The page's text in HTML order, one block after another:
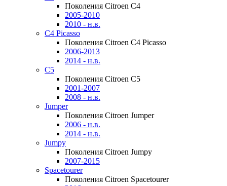
Поколения Citroen C4
2005-2010
2010 - н.в.
C4 Picasso
Поколения Citroen C4 Picasso
2006-2013
2014 - н.в.
C5
Поколения Citroen C5
2001-2007
2008 - н.в.
Jumper
Поколения Citroen Jumper
2006 - н.в.
2014 - н.в.
Jumpy
Поколения Citroen Jumpy
2007-2015
Spacetourer
Поколения Citroen Spacetourer